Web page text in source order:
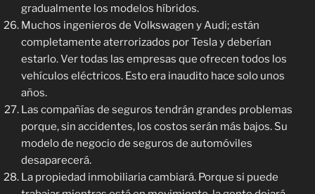
gradualmente los modelos híbridos.
Muchos ingenieros de Volkswagen y Audi; están
completamente aterrorizados por Tesla y deberían
estarlo. Ver todas las empresas que ofrecen todos los
vehículos eléctricos. Esto era inaudito hace solo unos
años.
Las compañías de seguros tendrán grandes problemas
porque, sin accidentes, los costos serán más bajos. Su
modelo de negocio de seguros de automóviles
desaparecerá.
La propiedad inmobiliaria cambiará. Porque si puede